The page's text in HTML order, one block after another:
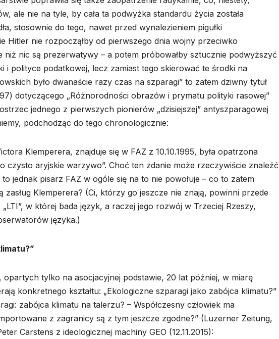
ale nie na tyle, by cała ta podwyżka standardu życia została
stosownie do tego, nawet przed wynalezieniem pigułki
Hitler nie rozpocząłby od pierwszego dnia wojny przeciwko
niż nic są prezerwatywy – a potem próbowałby sztucznie podwyższyć
i polityce podatkowej, lecz zamiast tego skierować te środki na
było dwanaście razy czas na szparagi” to zatem dziwny tytuł
dotyczącego „Różnorodności obrazów i prymatu polityki rasowej”
jednego z pierwszych pionierów „dzisiejszej” antyszparagowej
podchodząc do tego chronologicznie:
Klemperera, znajduje się w FAZ z 10.10.1995, była opatrzona
czysto aryjskie warzywo”. Choć ten zdanie może rzeczywiście znaleźć
jednak pisarz FAZ w ogóle się na to nie powołuje – co to zatem
Klemperera? (Ci, którzy go jeszcze nie znają, powinni przede
w której bada język, a raczej jego rozwój w Trzeciej Rzeszy,
języka.)
tylko na asocjacyjnej podstawie, 20 lat później, w miarę
konkretnego kształtu: „Ekologiczne szparagi jako zabójca klimatu?”
zabójca klimatu na talerzu? – Współczesny człowiek ma
z zagranicy są z tym jeszcze zgodne?” (Luzerner Zeitung,
Carstens z ideologicznej machiny GEO (12.11.2015):